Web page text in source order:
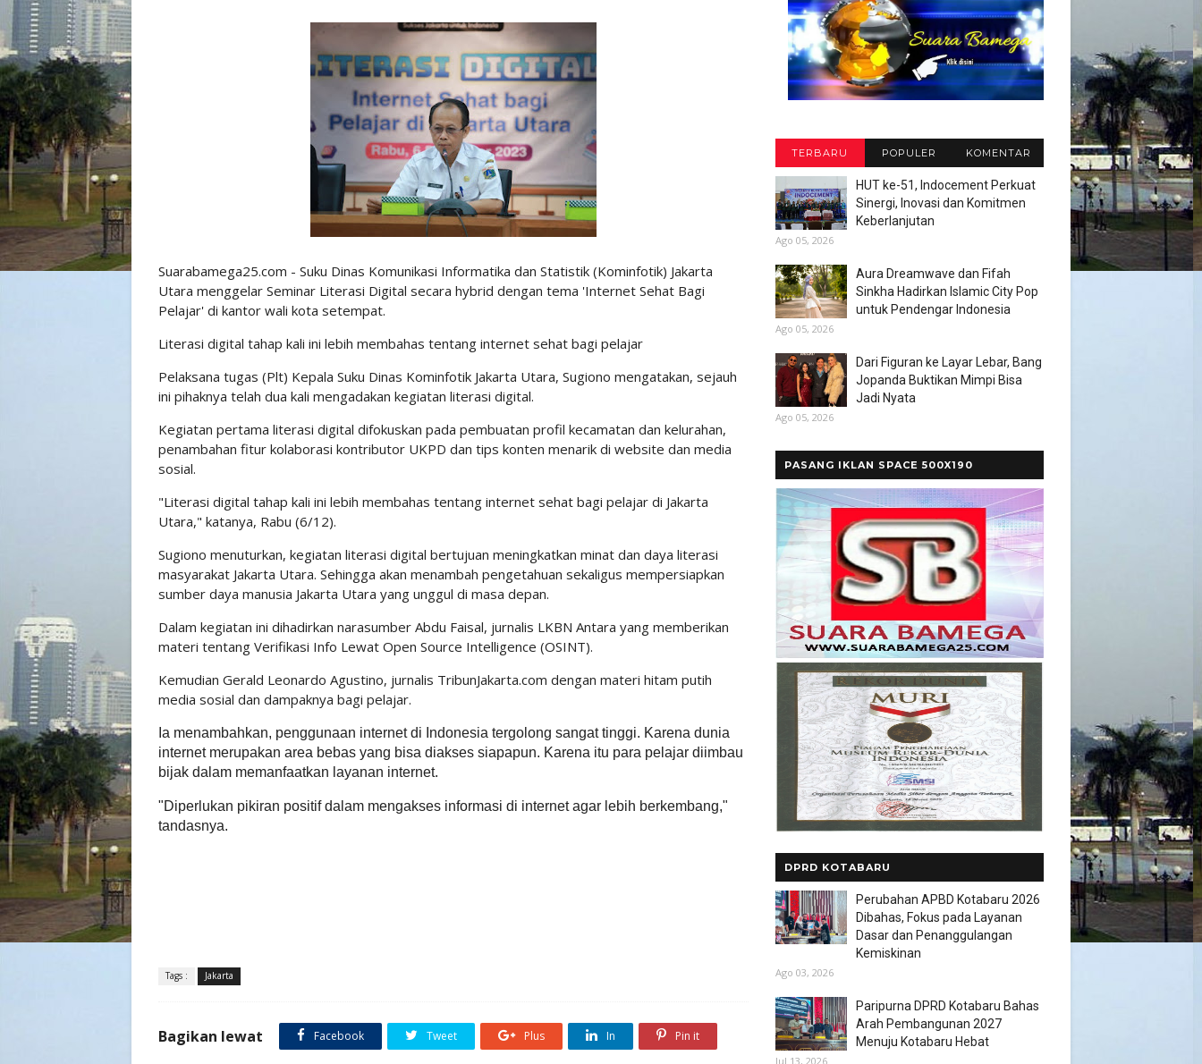
Suarabamega25.com - Suku Dinas Komunikasi Informatika dan Statistik (Kominfotik) Jakarta
Utara menggelar Seminar Literasi Digital secara hybrid dengan tema 'Internet Sehat Bagi
Pelajar' di kantor wali kota setempat.
Literasi digital tahap kali ini lebih membahas tentang internet sehat bagi pelajar
Pelaksana tugas (Plt) Kepala Suku Dinas Kominfotik Jakarta Utara, Sugiono mengatakan, sejauh
ini pihaknya telah dua kali mengadakan kegiatan literasi digital.
Kegiatan pertama literasi digital difokuskan pada pembuatan profil kecamatan dan kelurahan,
penambahan fitur kolaborasi kontributor UKPD dan tips konten menarik di website dan media
sosial.
"Literasi digital tahap kali ini lebih membahas tentang internet sehat bagi pelajar di Jakarta
Utara," katanya, Rabu (6/12).
Sugiono menuturkan, kegiatan literasi digital bertujuan meningkatkan minat dan daya literasi
masyarakat Jakarta Utara. Sehingga akan menambah pengetahuan sekaligus mempersiapkan
sumber daya manusia Jakarta Utara yang unggul di masa depan.
Dalam kegiatan ini dihadirkan narasumber Abdu Faisal, jurnalis LKBN Antara yang memberikan
materi tentang Verifikasi Info Lewat Open Source Intelligence (OSINT).
Kemudian Gerald Leonardo Agustino, jurnalis TribunJakarta.com dengan materi hitam putih
media sosial dan dampaknya bagi pelajar.
Ia menambahkan, penggunaan internet di Indonesia tergolong sangat tinggi. Karena dunia
internet merupakan area bebas yang bisa diakses siapapun. Karena itu para pelajar diimbau
bijak dalam memanfaatkan layanan internet.
"Diperlukan pikiran positif dalam mengakses informasi di internet agar lebih berkembang,"
tandasnya.
Tags : Jakarta
Bagikan lewat Facebook Tweet Plus In Pin it
TERBARU POPULER KOMENTAR
HUT ke-51, Indocement Perkuat
Sinergi, Inovasi dan Komitmen
Keberlanjutan
Ago 05, 2026
Aura Dreamwave dan Fifah
Sinkha Hadirkan Islamic City Pop
untuk Pendengar Indonesia
Ago 05, 2026
Dari Figuran ke Layar Lebar, Bang
Jopanda Buktikan Mimpi Bisa
Jadi Nyata
Ago 05, 2026
PASANG IKLAN SPACE 500X190
DPRD KOTABARU
Perubahan APBD Kotabaru 2026
Dibahas, Fokus pada Layanan
Dasar dan Penanggulangan
Kemiskinan
Ago 03, 2026
Paripurna DPRD Kotabaru Bahas
Arah Pembangunan 2027
Menuju Kotabaru Hebat
Jul 13, 2026